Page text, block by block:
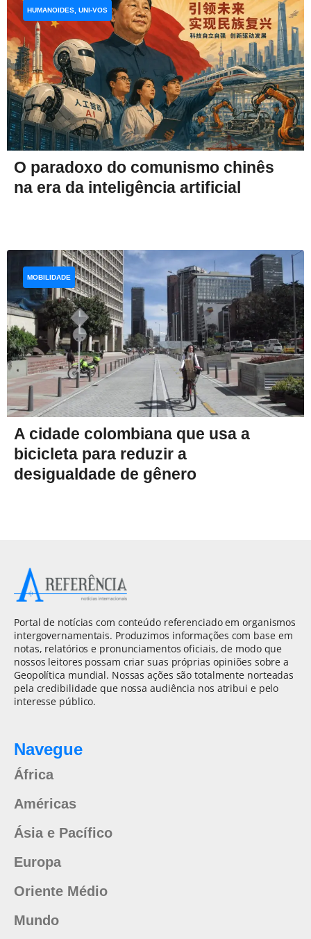
O paradoxo do comunismo chinês
na era da inteligência artificial
HUMANOIDES, UNI-VOS
A cidade colombiana que usa a
bicicleta para reduzir a
desigualdade de gênero
MOBILIDADE
Portal de notícias com conteúdo referenciado em organismos
intergovernamentais. Produzimos informações com base em
notas, relatórios e pronunciamentos oficiais, de modo que
nossos leitores possam criar suas próprias opiniões sobre a
Geopolítica mundial. Nossas ações são totalmente norteadas
pela credibilidade que nossa audiência nos atribui e pelo
interesse público.
Navegue
África
Américas
Ásia e Pacífico
Europa
Oriente Médio
Mundo